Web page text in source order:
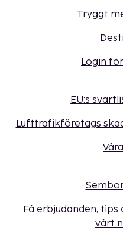
Tryggt
Login
EU:s
Lufttrafikföretags
Få erbjudanden, tips
vårt